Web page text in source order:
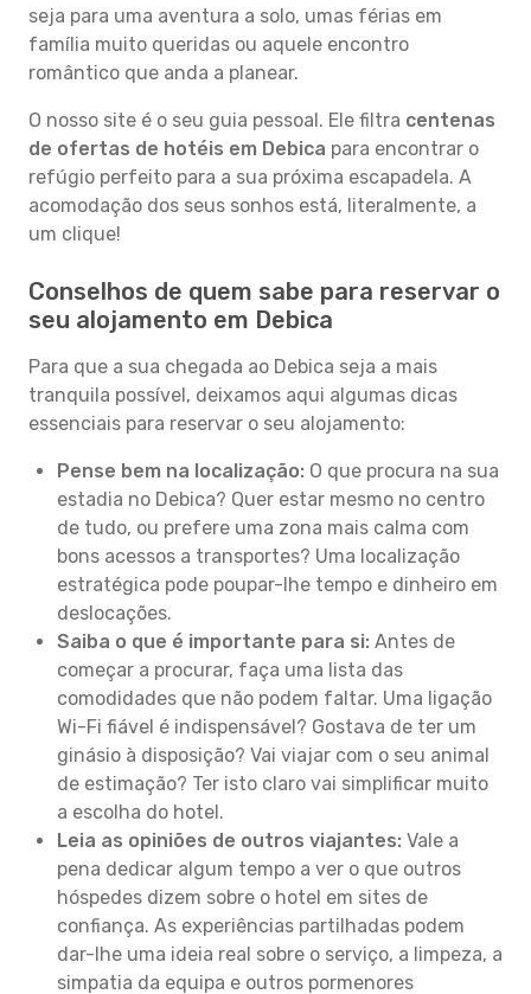
seja para uma aventura a solo, umas férias em
família muito queridas ou aquele encontro
romântico que anda a planear.
O nosso site é o seu guia pessoal. Ele filtra centenas
de ofertas de hotéis em Debica para encontrar o
refúgio perfeito para a sua próxima escapadela. A
acomodação dos seus sonhos está, literalmente, a
um clique!
Conselhos de quem sabe para reservar o
seu alojamento em Debica
Para que a sua chegada ao Debica seja a mais
tranquila possível, deixamos aqui algumas dicas
essenciais para reservar o seu alojamento:
Pense bem na localização: O que procura na sua
estadia no Debica? Quer estar mesmo no centro
de tudo, ou prefere uma zona mais calma com
bons acessos a transportes? Uma localização
estratégica pode poupar-lhe tempo e dinheiro em
deslocações.
Saiba o que é importante para si: Antes de
começar a procurar, faça uma lista das
comodidades que não podem faltar. Uma ligação
Wi-Fi fiável é indispensável? Gostava de ter um
ginásio à disposição? Vai viajar com o seu animal
de estimação? Ter isto claro vai simplificar muito
a escolha do hotel.
Leia as opiniões de outros viajantes: Vale a
pena dedicar algum tempo a ver o que outros
hóspedes dizem sobre o hotel em sites de
confiança. As experiências partilhadas podem
dar-lhe uma ideia real sobre o serviço, a limpeza, a
simpatia da equipa e outros pormenores